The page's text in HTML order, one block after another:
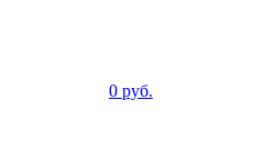
0 руб.